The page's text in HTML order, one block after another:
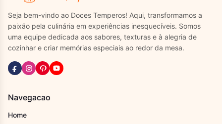
Seja bem-vindo ao Doces Temperos! Aqui, transformamos a
paixão pela culinária em experiências inesquecíveis. Somos
uma equipe dedicada aos sabores, texturas e à alegria de
cozinhar e criar memórias especiais ao redor da mesa.
Navegacao
Home